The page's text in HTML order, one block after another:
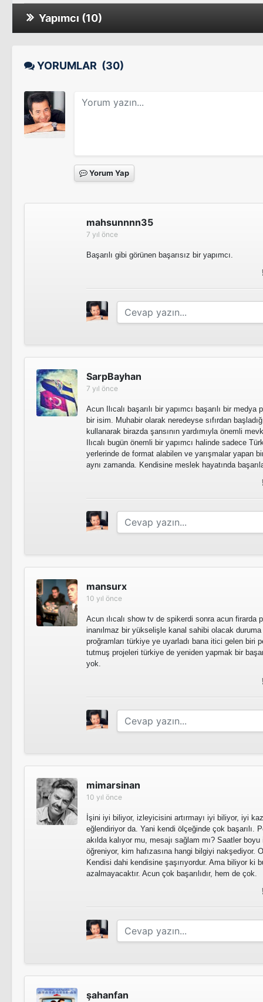
Yapımcı (10)
Survivor Türkiye 2016 - Ünlüler/Gönüllüler
Tv Programı
Survivor Türkiye 2015 - All Star
Survivor Türkiye 2015 - All Star
Survivor Türkiye 2014 - Ünlüler/Gönüllüler
Survivor Türkiye 2013 - Ünlüler/Gönüllüler
Survivor Türkiye 2011 - Ünlüler/Gönüllüler
YORUMLAR (30)
Yorum Yap
mahsunnnn35
7 yıl önce
Başarılı gibi görünen başarısız bir yapımcı.
SarpBayhan
7 yıl önce
Acun Ilıcalı başarılı bir yapımcı başarılı bir
bir isim. Muhabir olarak neredeyse sıfırdan
kullanarak birazda şansının yardımıyla önemli
Ilıcalı bugün önemli bir yapımcı halinde sadece
yerlerinde de format alabilen ve yarışmalar yapan
aynı zamanda. Kendisine meslek hayatında
mansurx
10 yıl önce
Acun ılıcalı show tv de spikerdi sonra acun firarda
inanılmaz bir yükselişle kanal sahibi olacak duruma
proğramları türkiye ye uyarladı bana itici gelen biri
tutmuş projeleri türkiye de yeniden yapmak bir
yok.
mimarsinan
10 yıl önce
İşini iyi biliyor, izleyicisini artırmayı iyi biliyor, iyi
eğlendiriyor da. Yani kendi ölçeğinde çok başarılı.
akılda kalıyor mu, mesajı sağlam mı? Saatler
öğreniyor, kim hafızasına hangi bilgiyi nakşediyor.
Kendisi dahi kendisine şaşırıyordur. Ama biliyor ki
azalmayacaktır. Acun çok başarılıdır, hem de çok.
şahanfan